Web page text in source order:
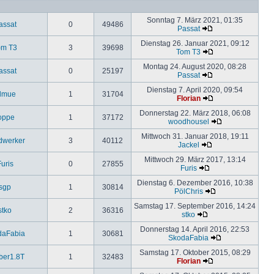
0 49486
Sonntag 7. März 2021, 01:35
Passat
T3 3 39698
Dienstag 26. Januar 2021, 09:12
Tom T3
0 25197
Montag 24. August 2020, 08:28
Passat
1 31704
Dienstag 7. April 2020, 09:54
Florian
1 37172
Donnerstag 22. März 2018, 06:08
woodhousel
3 40112
Mittwoch 31. Januar 2018, 19:11
Jackel
0 27855
Mittwoch 29. März 2017, 13:14
Furis
1 30814
Dienstag 6. Dezember 2016, 10:38
PölChris
2 36316
Samstag 17. September 2016, 14:24
stko
1 30681
Donnerstag 14. April 2016, 22:53
SkodaFabia
1 32483
Samstag 17. Oktober 2015, 08:29
Florian